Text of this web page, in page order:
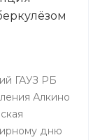
ГАУЗ РБ
Алкино
дню